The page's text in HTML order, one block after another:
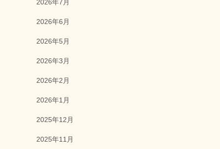
2026年7月
2026年6月
2026年5月
2026年3月
2026年2月
2026年1月
2025年12月
2025年11月